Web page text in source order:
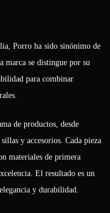
Porro ha sido sinónimo de
marca se distingue por su
para combinar
de productos, desde
y accesorios. Cada pieza
materiales de primera
El resultado es un
y durabilidad.